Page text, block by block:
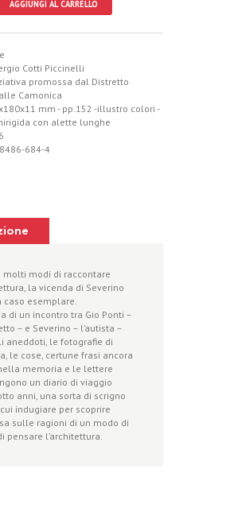
AGGIUNGI AL CARRELLO
Cotti Piccinelli
promossa dal Distretto
Camonica
mm - pp.152 -illustro colori -
con alette lunghe
684-4
molti modi di raccontare
la vicenda di Severino
caso esemplare.
di un incontro tra Gio Ponti –
– e Severino ­– l’autista –
aneddoti, le fotografie di
le cose, certune frasi ancora
memoria e le lettere
un diario di viaggio
anni, una sorta di scrigno
indugiare per scoprire
sulle ragioni di un modo di
pensare l’architettura.